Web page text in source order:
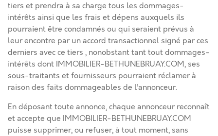
tiers et prendra à sa charge tous les dommages-
intérêts ainsi que les frais et dépens auxquels ils
pourraient être condamnés ou qui seraient prévus à
leur encontre par un accord transactionnel signé par ces
derniers avec ce tiers , nonobstant tant tout dommages-
intérêts dont IMMOBILIER-BETHUNEBRUAY.COM, ses
sous-traitants et fournisseurs pourraient réclamer à
raison des faits dommageables de l’annonceur.
En déposant toute annonce, chaque annonceur reconnaît
et accepte que IMMOBILIER-BETHUNEBRUAY.COM
puisse supprimer, ou refuser, à tout moment, sans